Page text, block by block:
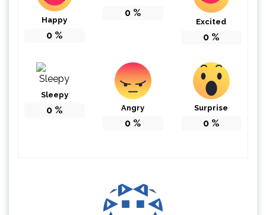
Happy
0 %
0 %
Excited
0 %
Sleepy
0 % Angry
0 %
Surprise
0 %